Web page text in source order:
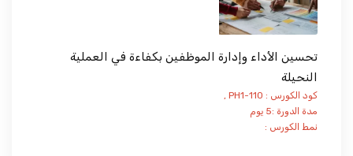
تحسين الأداء وإدارة الموظفين بكفاءة في العملية
النحيلة
كود الكورس : PH1-110 ,
مدة الدورة :5 يوم
نمط الكورس :